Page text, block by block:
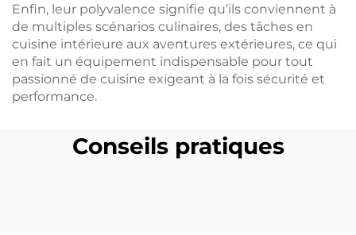
Enfin, leur polyvalence signifie qu’ils conviennent à
de multiples scénarios culinaires, des tâches en
cuisine intérieure aux aventures extérieures, ce qui
en fait un équipement indispensable pour tout
passionné de cuisine exigeant à la fois sécurité et
performance.
Conseils pratiques